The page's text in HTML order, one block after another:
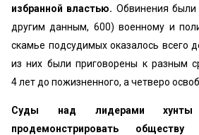
избранной властью. Обвинения
другим данным, 600) военному и
скамье подсудимых оказалось всего
из них были приговорены к разным
4 лет до пожизненного, а четверо
Суды над лидерами хунты
продемонстрировать